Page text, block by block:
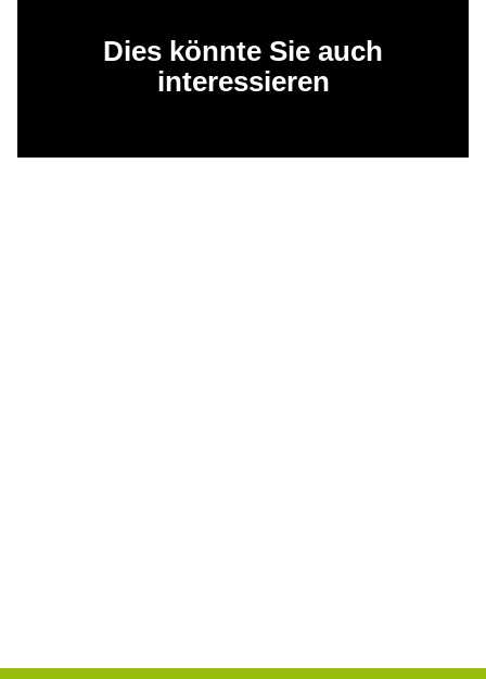
Dies könnte Sie auch
interessieren